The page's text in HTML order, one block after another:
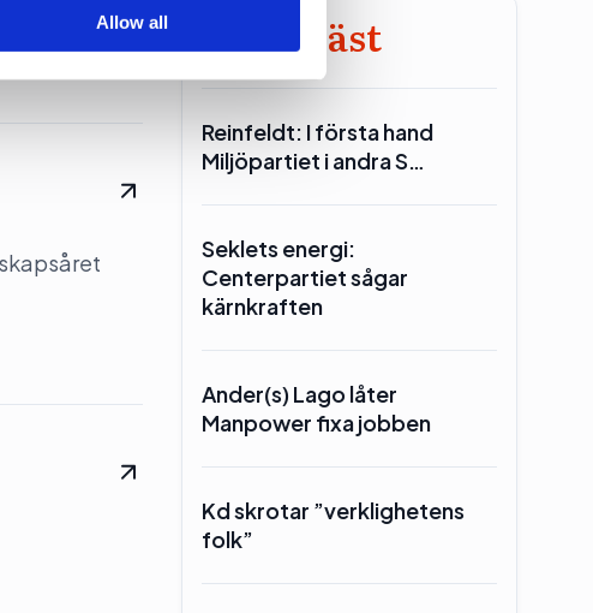
Allow all Minst läst
Reinfeldt: I första hand
Miljöpartiet i andra S…
Seklets energi:
Centerpartiet sågar
kärnkraften
Ander(s) Lago låter
Manpower fixa jobben
Kd skrotar ”verklighetens
folk”